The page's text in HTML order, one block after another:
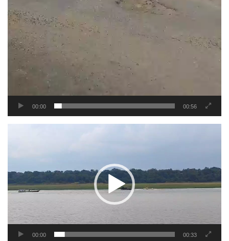
00:00 00:56
vídeo
00:00 00:33